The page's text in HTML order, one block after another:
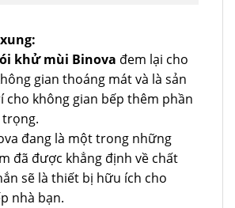
khử mùi Binova đem lại cho
gian thoáng mát và là sản
cho không gian bếp thêm phần
trọng.
đang là một trong những
đã được khẳng định về chất
sẽ là thiết bị hữu ích cho
nhà bạn.